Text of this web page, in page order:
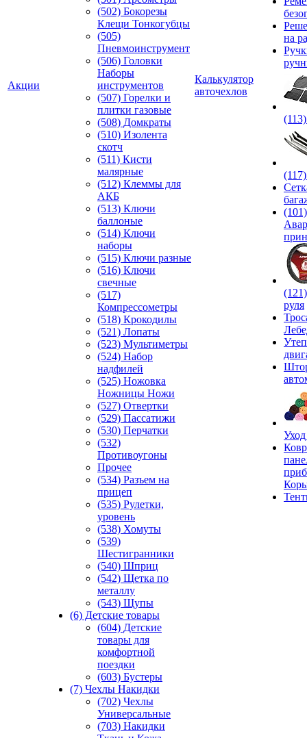
Акции
(502) Бокорезы
Клещи Тонкогубцы
(505)
Пневмоинструмент
(506) Головки
Наборы
инструментов
(507) Горелки и
плитки газовые
(508) Домкраты
(510) Изолента
скотч
(511) Кисти
малярные
(512) Клеммы для
АКБ
(513) Ключи
баллоные
(514) Ключи
наборы
(515) Ключи разные
(516) Ключи
свечные
(517)
Компрессометры
(518) Крокодилы
(521) Лопаты
(523) Мультиметры
(524) Набор
надфилей
(525) Ножовка
Ножницы Ножи
(527) Отвертки
(529) Пассатижи
(530) Перчатки
(532)
Противоугоны
Прочее
(534) Разъем на
прицеп
(535) Рулетки,
уровень
(538) Хомуты
(539)
Шестигранники
(540) Шприц
(542) Щетка по
металлу
(543) Щупы
(6) Детские товары
(604) Детские
товары для
комфортной
поездки
(603) Бустеры
(7) Чехлы Накидки
(702) Чехлы
Универсальные
(703) Накидки
Калькулятор
авточехлов
на
(101)
руля
Уход